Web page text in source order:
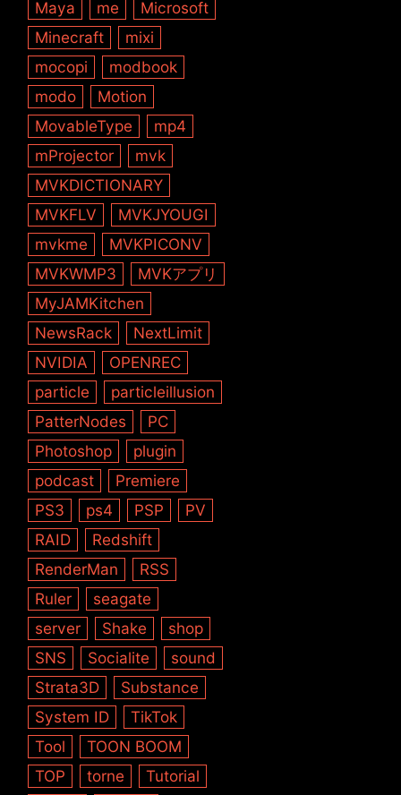
Maya
me
Microsoft
Minecraft
mixi
mocopi
modbook
modo
Motion
MovableType
mp4
mProjector
mvk
MVKDICTIONARY
MVKFLV
MVKJYOUGI
mvkme
MVKPICONV
MVKWMP3
MVKアプリ
MyJAMKitchen
NewsRack
NextLimit
NVIDIA
OPENREC
particle
particleillusion
PatterNodes
PC
Photoshop
plugin
podcast
Premiere
PS3
ps4 PSP
PV
RAID
Redshift
RenderMan
RSS
Ruler
seagate
server
Shake
shop
SNS
Socialite
sound
Strata3D
Substance
System ID
TikTok
Tool
TOON BOOM
TOP
torne
Tutorial